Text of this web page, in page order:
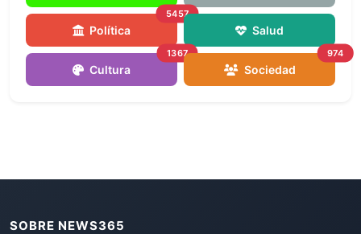
Política
5457
Salud
Cultura
1367
Sociedad
974
SOBRE NEWS365